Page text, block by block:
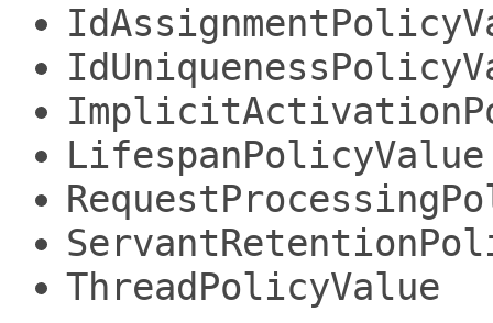
LifespanPolicyValue
ThreadPolicyValue